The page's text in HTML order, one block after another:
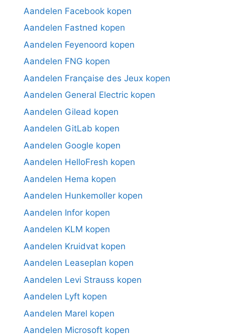
Aandelen Facebook kopen
Aandelen Fastned kopen
Aandelen Feyenoord kopen
Aandelen FNG kopen
Aandelen Française des Jeux kopen
Aandelen General Electric kopen
Aandelen Gilead kopen
Aandelen GitLab kopen
Aandelen Google kopen
Aandelen HelloFresh kopen
Aandelen Hema kopen
Aandelen Hunkemoller kopen
Aandelen Infor kopen
Aandelen KLM kopen
Aandelen Kruidvat kopen
Aandelen Leaseplan kopen
Aandelen Levi Strauss kopen
Aandelen Lyft kopen
Aandelen Marel kopen
Aandelen Microsoft kopen